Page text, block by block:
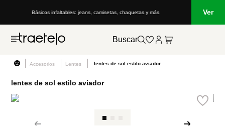
Básicos infaltables: jeans, camisetas, chaquetas y más Ver
Buscar
Accesorios Lentes lentes de sol estilo aviador
lentes de sol estilo aviador